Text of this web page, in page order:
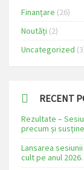
Finanțare (26)
Noutăți (2)
Uncategorized
RECENT
Rezultate –
precum și
Lansarea
cult pe anul 2026.